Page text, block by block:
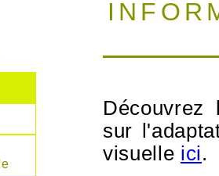
sur
visuelle ici.